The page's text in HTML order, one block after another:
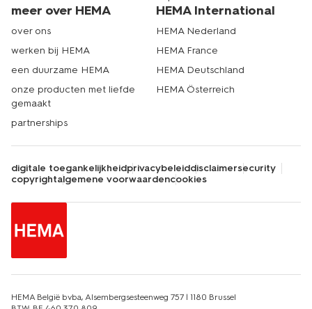
meer over HEMA
over ons
werken bij HEMA
een duurzame HEMA
onze producten met liefde
gemaakt
partnerships
HEMA International
HEMA Nederland
HEMA France
HEMA Deutschland
HEMA Österreich
digitale toegankelijkheidprivacybeleiddisclaimersecurity
copyrightalgemene voorwaardencookies
HEMA België bvba, Alsembergsesteenweg 757 | 1180 Brussel